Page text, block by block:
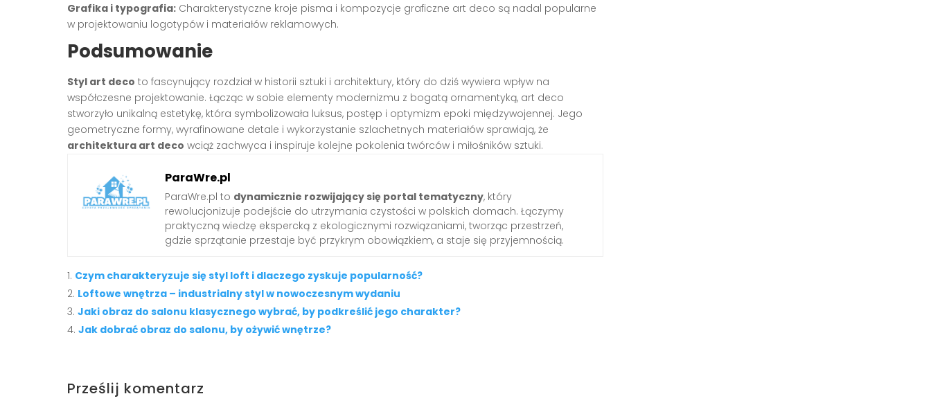
Grafika i typografia: Charakterystyczne kroje pisma i kompozycje graficzne art deco są nadal popularne
w projektowaniu logotypów i materiałów reklamowych.
Podsumowanie
Styl art deco to fascynujący rozdział w historii sztuki i architektury, który do dziś wywiera wpływ na
współczesne projektowanie. Łącząc w sobie elementy modernizmu z bogatą ornamentyką, art deco
stworzyło unikalną estetykę, która symbolizowała luksus, postęp i optymizm epoki międzywojennej. Jego
geometryczne formy, wyrafinowane detale i wykorzystanie szlachetnych materiałów sprawiają, że
architektura art deco wciąż zachwyca i inspiruje kolejne pokolenia twórców i miłośników sztuki.
ParaWre.pl
ParaWre.pl to dynamicznie rozwijający się portal tematyczny, który
rewolucjonizuje podejście do utrzymania czystości w polskich domach. Łączymy
praktyczną wiedzę ekspercką z ekologicznymi rozwiązaniami, tworząc przestrzeń,
gdzie sprzątanie przestaje być przykrym obowiązkiem, a staje się przyjemnością.
Czym charakteryzuje się styl loft i dlaczego zyskuje popularność?
Loftowe wnętrza – industrialny styl w nowoczesnym wydaniu
Jaki obraz do salonu klasycznego wybrać, by podkreślić jego charakter?
Jak dobrać obraz do salonu, by ożywić wnętrze?
Prześlij komentarz